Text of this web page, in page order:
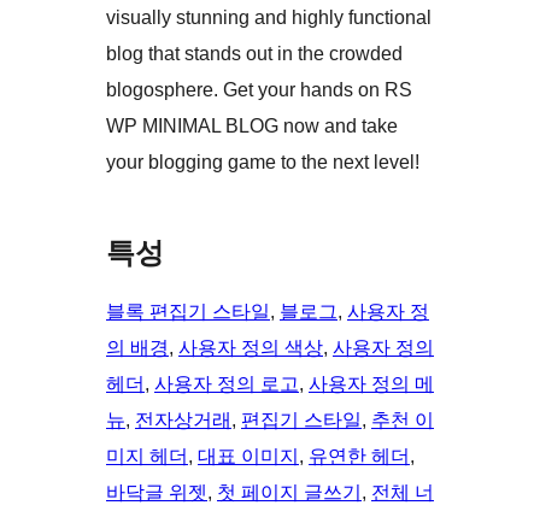
visually stunning and highly functional
blog that stands out in the crowded
blogosphere. Get your hands on RS
WP MINIMAL BLOG now and take
your blogging game to the next level!
특성
블록 편집기 스타일, 블로그, 사용자 정
의 배경, 사용자 정의 색상, 사용자 정의
헤더 , 사용자 정의 로고, 사용자 정의 메
뉴, 전자상거래 , 편집기 스타일, 추천 이
미지 헤더 , 대표 이미지 , 유연한 헤더
바닥글 위젯, 첫 페이지 글쓰기 , 전체 너